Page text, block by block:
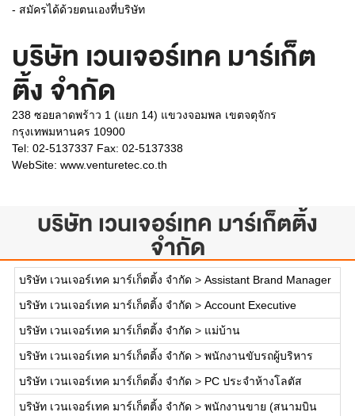
- สมัครได้ด้วยตนเองที่บริษัท
บริษัท เวนเจอร์เทค มาร์เก็ต
ติ้ง จำกัด
238 ซอยลาดพร้าว 1 (แยก 14) แขวงจอมพล เขตจตุจักร
กรุงเทพมหานคร 10900
Tel: 02-5137337 Fax: 02-5137338
WebSite: www.venturetec.co.th
บริษัท เวนเจอร์เทค มาร์เก็ตติ้ง
จำกัด
บริษัท เวนเจอร์เทค มาร์เก็ตติ้ง จำกัด > Assistant Brand Manager
บริษัท เวนเจอร์เทค มาร์เก็ตติ้ง จำกัด > Account Executive
บริษัท เวนเจอร์เทค มาร์เก็ตติ้ง จำกัด > แม่บ้าน
บริษัท เวนเจอร์เทค มาร์เก็ตติ้ง จำกัด > พนักงานขับรถผู้บริหาร
บริษัท เวนเจอร์เทค มาร์เก็ตติ้ง จำกัด > PC ประจำห้างโลตัส
บริษัท เวนเจอร์เทค มาร์เก็ตติ้ง จำกัด > พนักงานขาย (สนามบิน